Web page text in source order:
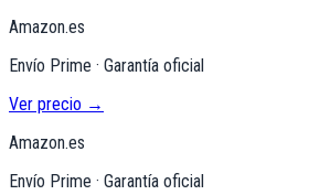
Amazon.es
Envío Prime · Garantía oficial
Ver precio →
Amazon.es
Envío Prime · Garantía oficial